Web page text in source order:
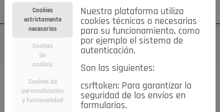
Su cuenta Regístrese ¿Olvidó su contraseña?
TODAS Deporte Bicicletas Deportes y Ocio
Electrodomésticos
Cookies
estrictamente
necesarias
Cookies
de
análisis
Cookies de
personalización
y funcionalidad
Nuestra plataforma utiliza
cookies técnicas o necesarias
para su funcionamiento, como
por ejemplo el sistema de
autenticación.
Son las siguientes:
csrftoken: Para garantizar la
seguridad de los envíos en
formularios.